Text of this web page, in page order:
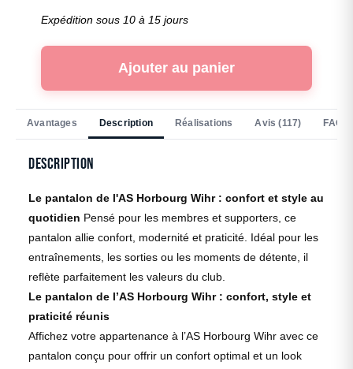
Expédition sous 10 à 15 jours
Ajouter au panier
Avantages Description Réalisations Avis (117) FAQ
Description
Le pantalon de l'AS Horbourg Wihr : confort et style au
quotidien Pensé pour les membres et supporters, ce
pantalon allie confort, modernité et praticité. Idéal pour les
entraînements, les sorties ou les moments de détente, il
reflète parfaitement les valeurs du club.
Le pantalon de l’AS Horbourg Wihr : confort, style et
praticité réunis
Affichez votre appartenance à l’AS Horbourg Wihr avec ce
pantalon conçu pour offrir un confort optimal et un look